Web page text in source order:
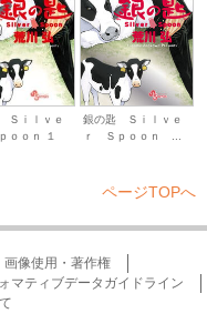
Ｓｉｌｖｅ
ｏｏｎ １
銀の匙 Ｓｉｌｖｅ
ｒ Ｓｐｏｏｎ ...
ページTOPへ
画像使用・著作権
マティブデータガイドライン